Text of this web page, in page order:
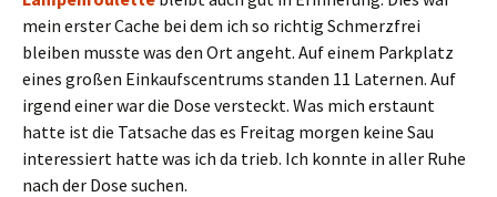
mein erster Cache bei dem ich so richtig Schmerzfrei
bleiben musste was den Ort angeht. Auf einem Parkplatz
eines großen Einkaufscentrums standen 11 Laternen. Auf
irgend einer war die Dose versteckt. Was mich erstaunt
hatte ist die Tatsache das es Freitag morgen keine Sau
interessiert hatte was ich da trieb. Ich konnte in aller Ruhe
nach der Dose suchen.